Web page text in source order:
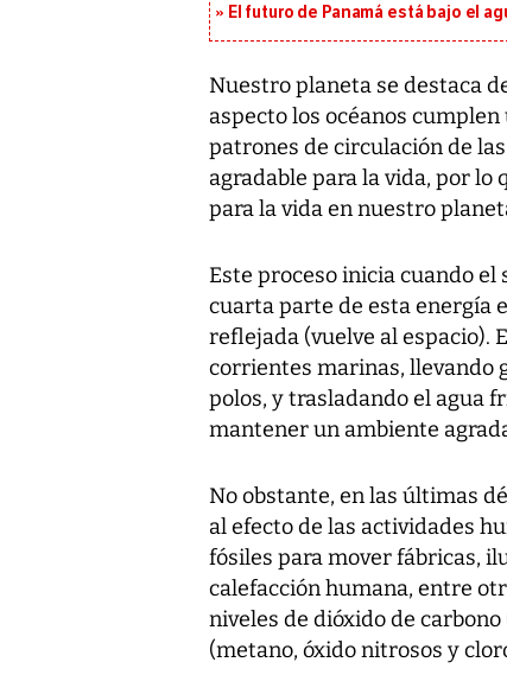
El futuro de Panamá está bajo el
Nuestro planeta se destaca
aspecto los océanos
patrones de circulación de
agradable para la vida, por lo
para la vida en nuestro
Este proceso inicia cuando
cuarta parte de esta energía
reflejada (vuelve al espacio).
corrientes marinas, llevando
polos, y trasladando el agua
mantener un ambiente
No obstante, en las últimas
al efecto de las actividades
fósiles para mover fábricas,
calefacción humana, entre
niveles de dióxido de
(metano, óxido nitrosos y